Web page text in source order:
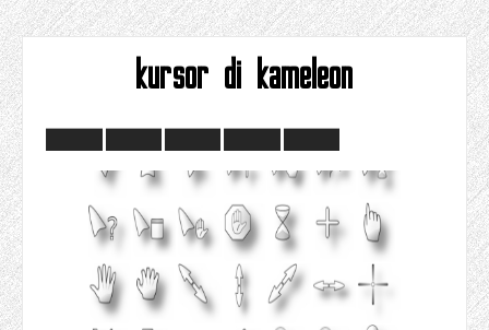
kursor di kameleon